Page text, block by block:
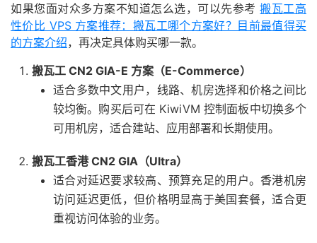
如果您面对众多方案不知道怎么选，可以先参考搬瓦工高
性价比 VPS 方案推荐：搬瓦工哪个方案好？目前最值得买
的方案介绍，再决定具体购买哪一款。
搬瓦工 CN2 GIA-E 方案（E-Commerce）
适合多数中文用户，线路、机房选择和价格之间比
较均衡。购买后可在 KiwiVM 控制面板中切换多个
可用机房，适合建站、应用部署和长期使用。
搬瓦工香港 CN2 GIA（Ultra）
适合对延迟要求较高、预算充足的用户。香港机房
访问延迟更低，但价格明显高于美国套餐，适合更
重视访问体验的业务。